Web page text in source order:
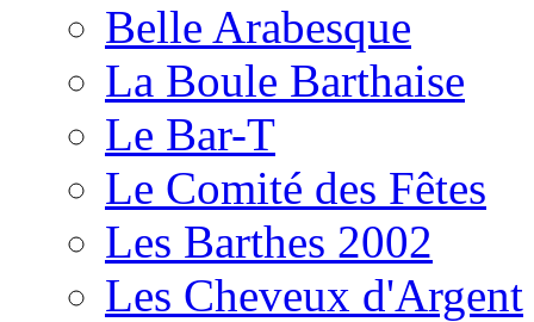
Belle Arabesque
La Boule Barthaise
Le Bar-T
Le Comité des Fêtes
Les Barthes 2002
Les Cheveux d'Argent